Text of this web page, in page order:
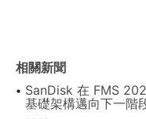
相關新聞
SanDisk 在 FMS
基礎架構邁向下一階